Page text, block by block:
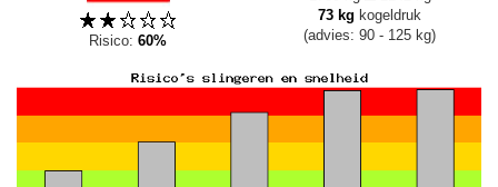
Risico:60%
73 kg kogeldruk
(advies: 90 - 125 kg)